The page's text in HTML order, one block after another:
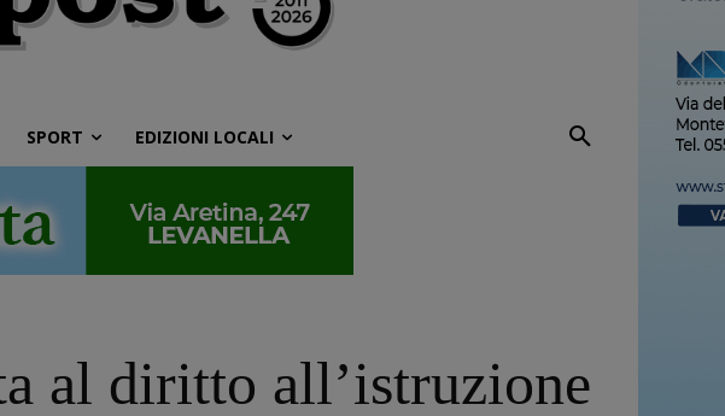
SPORT EDIZIONI LOCALI
al diritto all’istruzione